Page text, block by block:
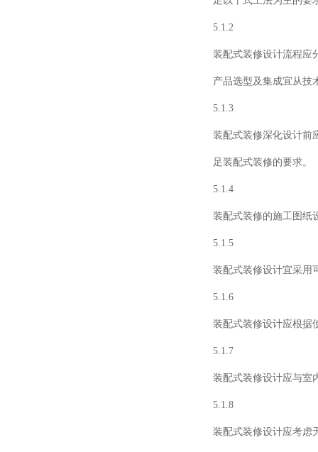
5.1.2
装配式装修设计流程应
产品选型及集成宜从技
5.1.3
装配式装修深化设计前
足装配式装修的要求。
5.1.4
装配式装修的施工图纸
5.1.5
装配式装修设计宜采用
5.1.6
装配式装修设计应根据
5.1.7
装配式装修设计应与室
5.1.8
装配式装修设计应考虑